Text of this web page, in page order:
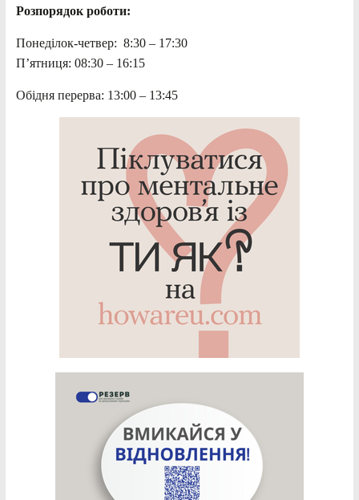
Розпорядок роботи:
Понеділок-четвер: 8:30 – 17:30
П’ятниця: 08:30 – 16:15
Обідня перерва: 13:00 – 13:45